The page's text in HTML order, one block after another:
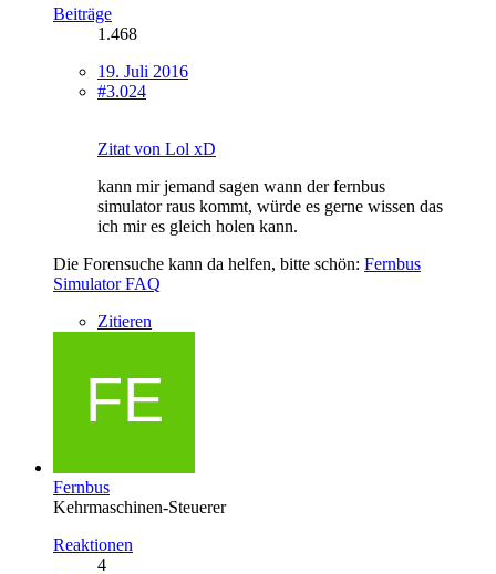
Beiträge
1.468
19. Juli 2016
#3.024
Zitat von Lol xD
kann mir jemand sagen wann der fernbus
simulator raus kommt, würde es gerne wissen das
ich mir es gleich holen kann.
Die Forensuche kann da helfen, bitte schön: Fernbus
Simulator FAQ
Zitieren
Fernbus
Kehrmaschinen-Steuerer
Reaktionen
4